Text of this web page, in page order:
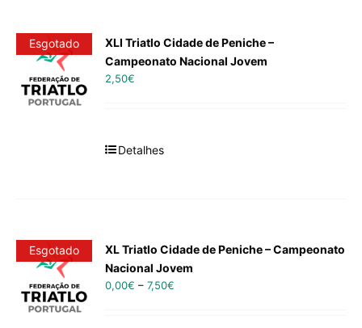
Esgotado
XLI Triatlo Cidade de Peniche –
Campeonato Nacional Jovem
2,50€
Detalhes
Esgotado
XL Triatlo Cidade de Peniche – Campeonato
Nacional Jovem
0,00€ –7,50€